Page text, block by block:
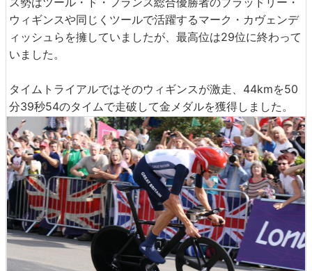
ウィギンスや同じくツールで活躍するマーク・カヴェンデ
ィッシュらを擁していましたが、最高位は29位に終わって
いました。
タイムトライアルではそのウィギンスが激走、44kmを50
分39秒54のタイムで走破して金メダルを獲得しました。